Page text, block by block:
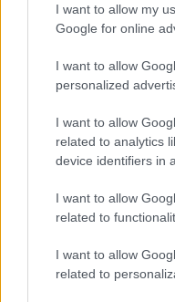
I want to allow my
Google for online
I want to allow
personalized
I want to allow
related to analytics
device identifiers in
I want to allow
related to
I want to allow
related to
Continua a
FUTURE